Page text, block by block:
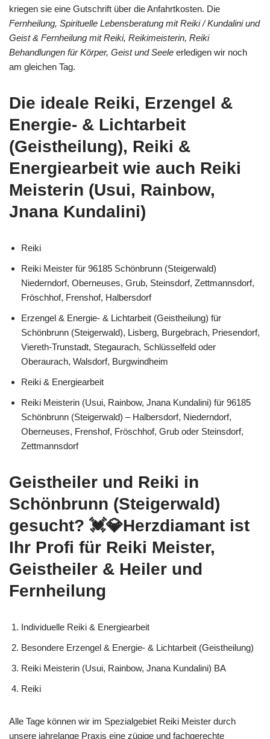
kriegen sie eine Gutschrift über die Anfahrtkosten. Die
Fernheilung, Spirituelle Lebensberatung mit Reiki / Kundalini und
Geist & Fernheilung mit Reiki, Reikimeisterin, Reiki
Behandlungen für Körper, Geist und Seele erledigen wir noch
am gleichen Tag.
Die ideale Reiki, Erzengel &
Energie- & Lichtarbeit
(Geistheilung), Reiki &
Energiearbeit wie auch Reiki
Meisterin (Usui, Rainbow,
Jnana Kundalini)
Reiki
Reiki Meister für 96185 Schönbrunn (Steigerwald)
Niederndorf, Oberneuses, Grub, Steinsdorf, Zettmannsdorf,
Fröschhof, Frenshof, Halbersdorf
Erzengel & Energie- & Lichtarbeit (Geistheilung) für
Schönbrunn (Steigerwald), Lisberg, Burgebrach, Priesendorf,
Viereth-Trunstadt, Stegaurach, Schlüsselfeld oder
Oberaurach, Walsdorf, Burgwindheim
Reiki & Energiearbeit
Reiki Meisterin (Usui, Rainbow, Jnana Kundalini) für 96185
Schönbrunn (Steigerwald) – Halbersdorf, Niederndorf,
Oberneuses, Frenshof, Fröschhof, Grub oder Steinsdorf,
Zettmannsdorf
Geistheiler und Reiki in
Schönbrunn (Steigerwald)
gesucht? 💓️💎Herzdiamant ist
Ihr Profi für Reiki Meister,
Geistheiler & Heiler und
Fernheilung
Individuelle Reiki & Energiearbeit
Besondere Erzengel & Energie- & Lichtarbeit (Geistheilung)
Reiki Meisterin (Usui, Rainbow, Jnana Kundalini) BA
Reiki
Alle Tage können wir im Spezialgebiet Reiki Meister durch
unsere jahrelange Praxis eine zügige und fachgerechte